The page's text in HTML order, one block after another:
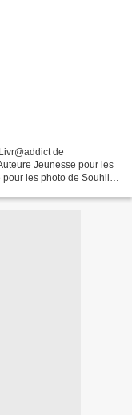
de
Jeunesse pour les
les photo de Souhila